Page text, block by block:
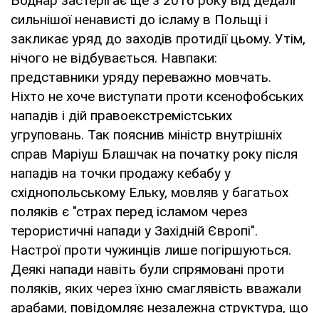
сильнішої ненависті до ісламу в Польщі і
закликає уряд до заходів протидії цьому. Утім,
нічого не відбувається. Навпаки:
представники уряду переважно мовчать.
Ніхто не хоче виступати проти ксенофобських
нападів і дій правоекстремістських
угруповань. Так пояснив міністр внутрішніх
справ Маріуш Блашчак на початку року після
нападів на точки продажу кебабу у
східнопольському Ельку, мовляв у багатьох
поляків є "страх перед ісламом через
терористичні напади у Західній Європі".
Настрої проти чужинців лише погіршуються.
Деякі напади навіть були спрямовані проти
поляків, яких через їхню смаглявість вважали
арабами, повідомляє незалежна структура, що